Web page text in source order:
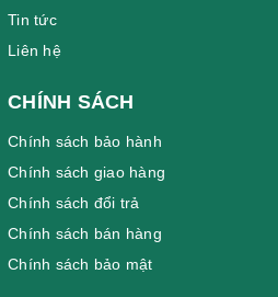
Tin tức
Liên hệ
CHÍNH SÁCH
Chính sách bảo hành
Chính sách giao hàng
Chính sách đổi trả
Chính sách bán hàng
Chính sách bảo mật